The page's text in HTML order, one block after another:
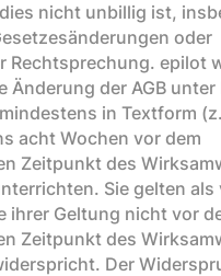
nicht unbillig ist,
oder
Rechtsprechung. epilot
Änderung der AGB
in Textform
acht Wochen vor dem
Zeitpunkt des
Sie gelten als
ihrer Geltung nicht vor
Zeitpunkt des
Der